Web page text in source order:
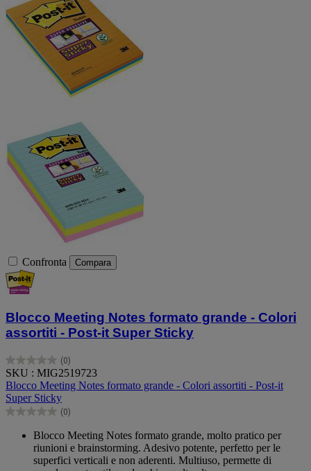
Confronta Compara
Blocco Meeting Notes formato grande - Colori
assortiti - Post-it Super Sticky
(0)
0.0
su
5
stelle.
SKU : MIG2519723
Blocco Meeting Notes formato grande - Colori assortiti - Post-it
Super Sticky
(0)
0.0
Blocco Meeting Notes formato grande, molto pratico per
riunioni e brainstorming. Adesivo potente, perfetto per le
superfici verticali e non aderenti. Multiuso, permette di